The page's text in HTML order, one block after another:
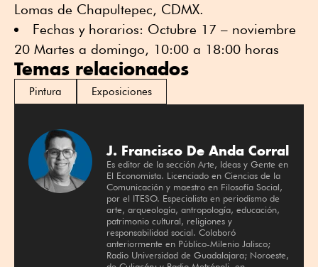
Lomas de Chapultepec, CDMX.
Fechas y horarios: Octubre 17 – noviembre
20 Martes a domingo, 10:00 a 18:00 horas
Temas relacionados
Pintura Exposiciones
J. Francisco De Anda Corral
Es editor de la sección Arte, Ideas y Gente en
El Economista. Licenciado en Ciencias de la
Comunicación y maestro en Filosofía Social,
por el ITESO. Especialista en periodismo de
arte, arqueología, antropología, educación,
patrimonio cultural, religiones y
responsabilidad social. Colaboró
anteriormente en Público-Milenio Jalisco;
Radio Universidad de Guadalajara; Noroeste,